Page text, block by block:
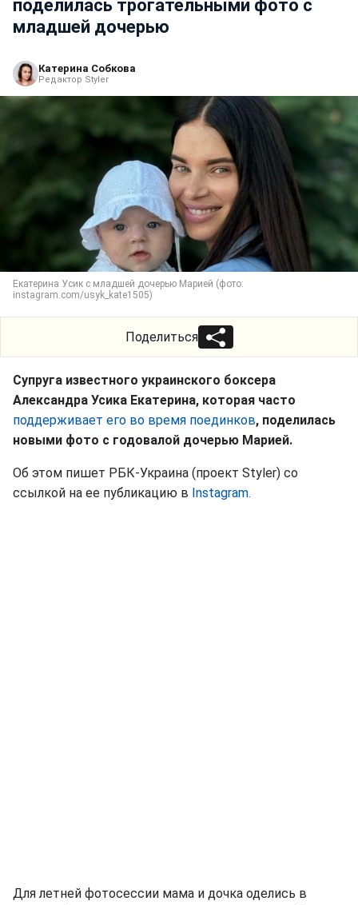
поделилась трогательными фото с
младшей дочерью
Катерина Собкова
Редактор Styler
Екатерина Усик с младшей дочерью Марией (фото:
instagram.com/usyk_kate1505)
Поделиться
Супруга известного украинского боксера
Александра Усика Екатерина, которая часто
поддерживает его во время поединков, поделилась
новыми фото с годовалой дочерью Марией.
Об этом пишет РБК-Украина (проект Styler) со
ссылкой на ее публикацию в Instagram.
Для летней фотосессии мама и дочка оделись в